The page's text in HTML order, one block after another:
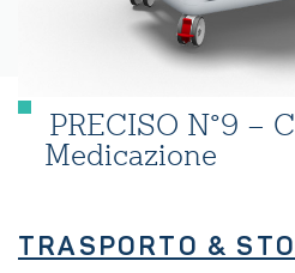
PRECISO N°9 –
Medicazione
TRASPORTO &